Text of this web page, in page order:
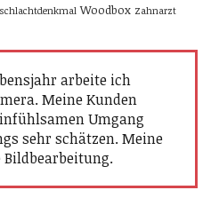
Woodbox Zahnarzt
arbeite ich
Meine Kunden
Umgang
sehr schätzen. Meine